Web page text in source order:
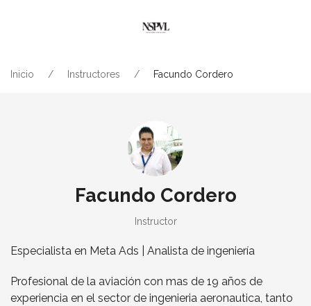
Inicio Instructores Facundo Cordero
Facundo Cordero
Instructor
Especialista en Meta Ads | Analista de ingeniería
Profesional de la aviación con mas de 19 años de
experiencia en el sector de ingenieria aeronautica, tanto